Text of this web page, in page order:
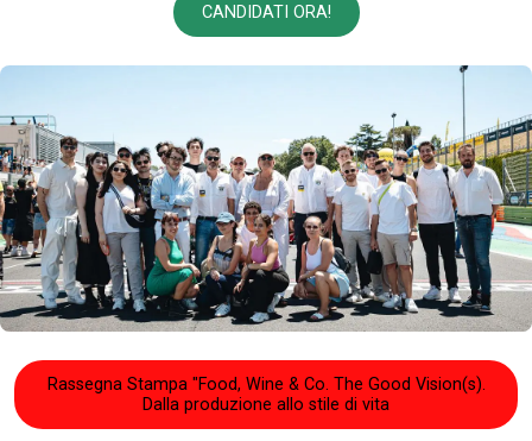
CANDIDATI ORA!
Rassegna Stampa "Food, Wine & Co. The Good Vision(s).
Dalla produzione allo stile di vita